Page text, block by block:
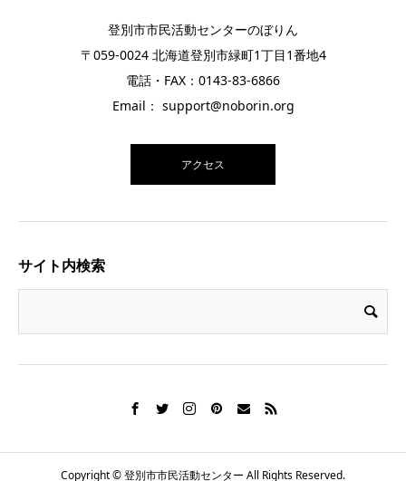
登別市市民活動センターのぼりん
〒059-0024 北海道登別市緑町1丁目1番地4
電話・FAX：0143-83-6866
Email： support@noborin.org
アクセス
サイト内検索
Copyright © 登別市市民活動センター All Rights Reserved.